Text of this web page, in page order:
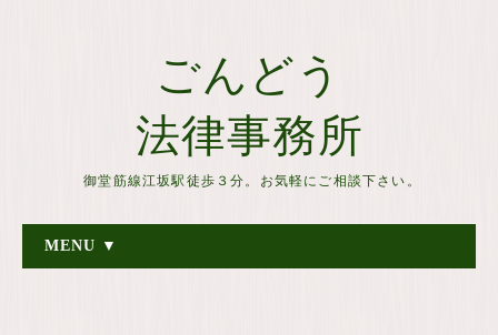
ごんどう
法律事務所
御堂筋線江坂駅徒歩３分。お気軽にご相談下さい。
MENU ▼